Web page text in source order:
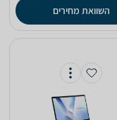
השוואת מחירים